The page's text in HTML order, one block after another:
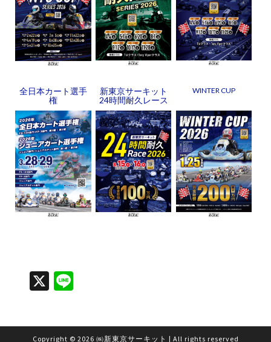
全日本カート選手
権
新東京サーキット
24時間耐久レース
WINTER CUP
X
e
Copyright © 2026 ㈱新東京サーキット | All rights reserved